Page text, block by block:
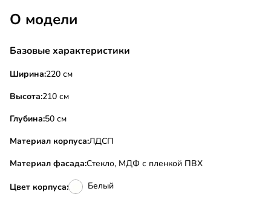
О модели
Базовые характеристики
Ширина:220 см
Высота:210 см
Глубина:50 см
Материал корпуса:ЛДСП
Материал фасада:Стекло, МДФ с пленкой ПВХ
Цвет корпуса: Белый